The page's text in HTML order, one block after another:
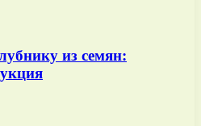
из семян: